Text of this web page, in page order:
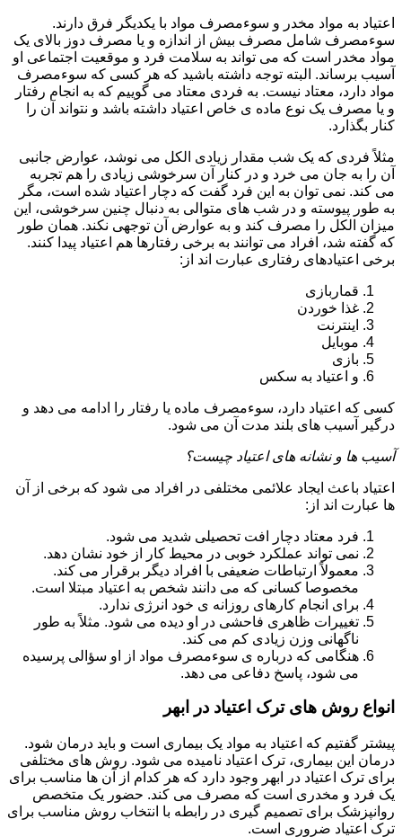
اعتیاد به مواد مخدر و سوءمصرف مواد با یکدیگر فرق دارند.
سوءمصرف شامل مصرف بیش از اندازه و یا مصرف دوز بالای یک
مواد مخدر است که می تواند به سلامت فرد و موقعیت اجتماعی او
آسیب برساند. البته توجه داشته باشید که هر کسی که سوءمصرف
مواد دارد، معتاد نیست. به فردی معتاد می گوییم که به انجام رفتار
و یا مصرف یک نوع ماده ی خاص اعتیاد داشته باشد و نتواند آن را
کنار بگذارد.
مثلاً فردی که یک شب مقدار زیادی الکل می نوشد، عوارض جانبی
آن را به جان می خرد و در کنار آن سرخوشی زیادی را هم تجربه
می کند. نمی توان به این فرد گفت که دچار اعتیاد شده است، مگر
به طور پیوسته و در شب های متوالی به دنبال چنین سرخوشی، این
میزان الکل را مصرف کند و به عوارض آن توجهی نکند. همان طور
که گفته شد، افراد می توانند به برخی رفتارها هم اعتیاد پیدا کنند.
برخی اعتیادهای رفتاری عبارت اند از:
قماربازی
غذا خوردن
اینترنت
موبایل
بازی
و اعتیاد به سکس
کسی که اعتیاد دارد، سوءمصرف ماده یا رفتار را ادامه می دهد و
درگیر آسیب های بلند مدت آن می شود.
آسیب ها و نشانه های اعتیاد چیست؟
اعتیاد باعث ایجاد علائمی مختلفی در افراد می شود که برخی از آن
ها عبارت اند از:
فرد معتاد دچار افت تحصیلی شدید می شود.
نمی تواند عملکرد خوبی در محیط کار از خود نشان دهد.
معمولاً ارتباطات ضعیفی با افراد دیگر برقرار می کند.
مخصوصا کسانی که می دانند شخص به اعتیاد مبتلا است.
برای انجام کارهای روزانه ی خود انرژی ندارد.
تغییرات ظاهری فاحشی در او دیده می شود. مثلاً به طور
ناگهانی وزن زیادی کم می کند.
هنگامی که درباره ی سوءمصرف مواد از او سؤالی پرسیده
می شود، پاسخ دفاعی می دهد.
انواع روش های ترک اعتیاد در ابهر
پیشتر گفتیم که اعتیاد به مواد یک بیماری است و باید درمان شود.
درمان این بیماری، ترک اعتیاد نامیده می شود. روش های مختلفی
برای ترک اعتیاد در ابهر وجود دارد که هر کدام از آن ها مناسب برای
یک فرد و مخدری است که مصرف می کند. حضور یک متخصص
روانپزشک برای تصمیم گیری در رابطه با انتخاب روش مناسب برای
ترک اعتیاد ضروری است.